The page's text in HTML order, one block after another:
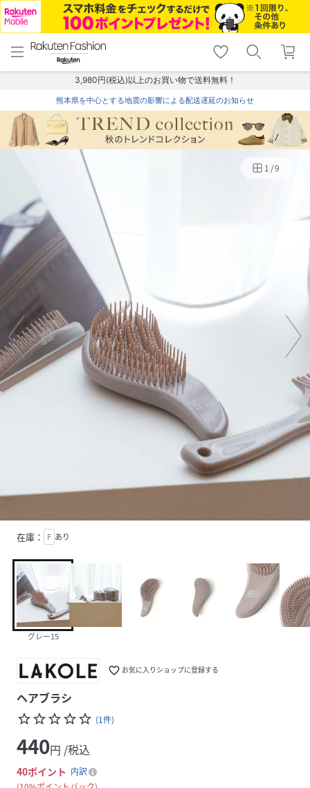
menu home
トップ
shopping_cart lock_outline
ログイン
3,980円(税込)以上のお買い物で送料無料！
熊本県を中心とする地震の影響による配送遅延のお知らせ
1 /9
在庫： F あり
グレー15
favorite_border お気に入りショップに登録する
ヘアブラシ
star_borderstar_borderstar_borderstar_borderstar_border (1件)
440円 /税込
40ポイント 内訳